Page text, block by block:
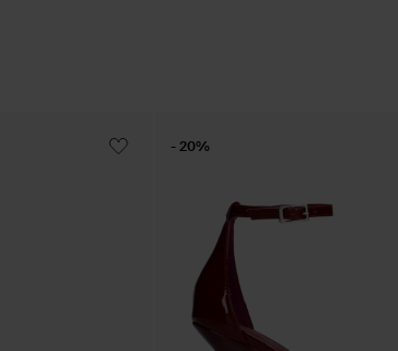
- 20%